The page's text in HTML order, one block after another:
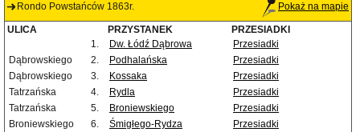
Rondo Powstańców 1863r. Pokaż na mapie
ULICA PRZYSTANEK
PRZESIADKI
1.
Dw. Łódź Dąbrowa
Przesiadki
Dąbrowskiego
2. Podhalańska
Przesiadki
Dąbrowskiego
3. Kossaka
Przesiadki
Tatrzańska
4. Rydla
Przesiadki
Tatrzańska
5. Broniewskiego
Przesiadki
Broniewskiego
6. Śmigłego-Rydza
Przesiadki